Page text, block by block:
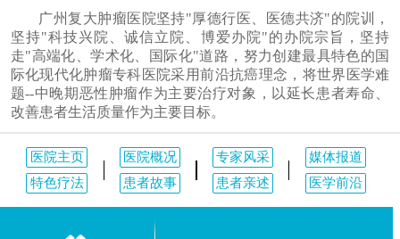
广州复大肿瘤医院坚持"厚德行医、医德共济"的院训，
坚持"科技兴院、诚信立院、博爱办院"的办院宗旨，坚持
走"高端化、学术化、国际化"道路，努力创建最具特色的国
际化现代化肿瘤专科医院采用前沿抗癌理念，将世界医学难
题--中晚期恶性肿瘤作为主要治疗对象，以延长患者寿命、
改善患者生活质量作为主要目标。
医院主页 医院概况 专家风采
媒体报道
特色疗法
患者故事 患者亲述 医学前沿